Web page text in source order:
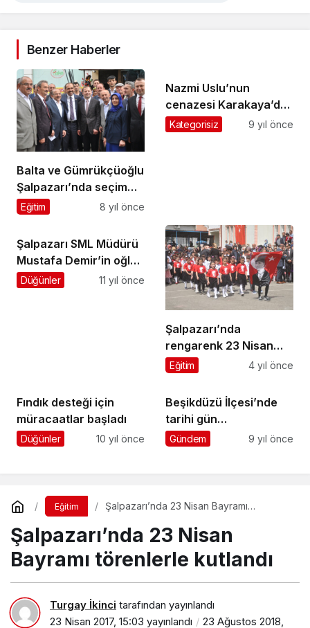
Benzer Haberler
Balta ve Gümrükçüoğlu
Şalpazarı’nda seçim
çalışması yaptı
Eğitim 8 yıl önce
Nazmi Uslu’nun
cenazesi Karakaya’da
toprağa verildi
Kategorisiz 9 yıl önce
Şalpazarı SML Müdürü
Mustafa Demir’in oğlu
evlendi
Düğünler 11 yıl önce
Şalpazarı’nda
rengarenk 23 Nisan
Bayramı
Eğitim 4 yıl önce
Fındık desteği için
müracaatlar başladı
Düğünler 10 yıl önce
Beşikdüzü İlçesi’nde
tarihi gün…
Gündem 9 yıl önce
Eğitim
Şalpazarı’nda 23 Nisan Bayramı
Şalpazarı’nda 23 Nisan
Bayramı törenlerle kutlandı
Turgay İkinci tarafından yayınlandı
23 Nisan 2017, 15:03 yayınlandı
23 Ağustos 2018,